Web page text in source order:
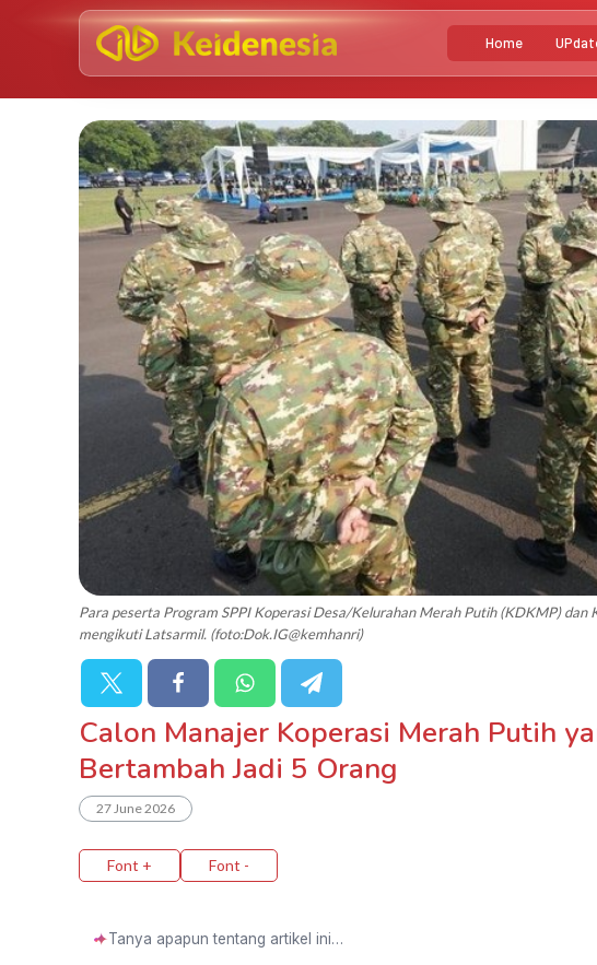
Home
Para peserta Program SPPI Koperasi Desa/Kelurahan Merah Putih (KDKMP)
mengikuti Latsarmil. (foto:Dok.IG@kemhanri)
Calon Manajer Koperasi Merah Putih
Bertambah Jadi 5 Orang
27 June 2026
Font + Font -
✦